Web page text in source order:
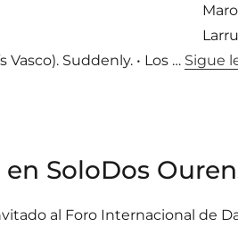
Vasco). Suddenly. • Los … Sigue
SoloDos
al Foro Internacional de